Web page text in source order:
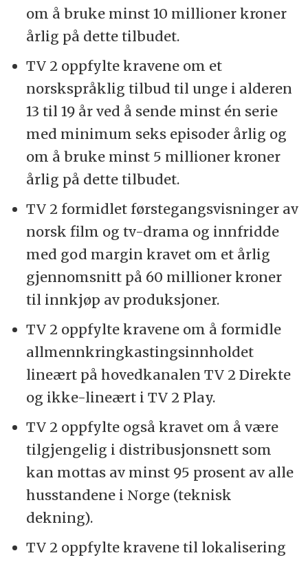
om å bruke minst 10 millioner kroner
årlig på dette tilbudet.
TV 2 oppfylte kravene om et
norskspråklig tilbud til unge i alderen
13 til 19 år ved å sende minst én serie
med minimum seks episoder årlig og
om å bruke minst 5 millioner kroner
årlig på dette tilbudet.
TV 2 formidlet førstegangsvisninger av
norsk film og tv-drama og innfridde
med god margin kravet om et årlig
gjennomsnitt på 60 millioner kroner
til innkjøp av produksjoner.
TV 2 oppfylte kravene om å formidle
allmennkringkastingsinnholdet
lineært på hovedkanalen TV 2 Direkte
og ikke-lineært i TV 2 Play.
TV 2 oppfylte også kravet om å være
tilgjengelig i distribusjonsnett som
kan mottas av minst 95 prosent av alle
husstandene i Norge (teknisk
dekning).
TV 2 oppfylte kravene til lokalisering